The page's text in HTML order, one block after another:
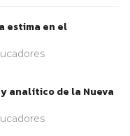
estima en el
analítico de la Nueva